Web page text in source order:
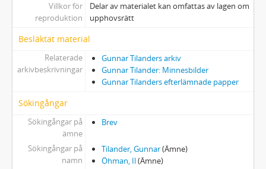
Villkor för
reproduktion
Delar av materialet kan omfattas av lagen om
upphovsrätt
Besläktat material
Relaterade
arkivbeskrivningar
Gunnar Tilanders arkiv
Gunnar Tilander: Minnesbilder
Gunnar Tilanders efterlämnade papper
Sökingångar
Sökingångar på
ämne
Brev
Sökingångar på
namn
Tilander, Gunnar(Ämne)
Öhman, Il(Ämne)